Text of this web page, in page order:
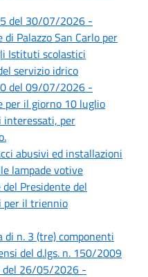
del 30/07/2026 -
Palazzo San Carlo per
Istituti scolastici
servizio idrico
del 09/07/2026 -
per il giorno 10 luglio
per
abusivi ed installazioni
lampade votive
Presidente del
per il triennio
di n. 3 (tre) componenti
del d.lgs. n. 150/2009
del 26/05/2026 -